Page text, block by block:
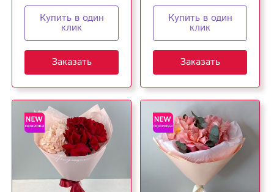
Купить в один
клик
Заказать
Купить в один
клик
Заказать